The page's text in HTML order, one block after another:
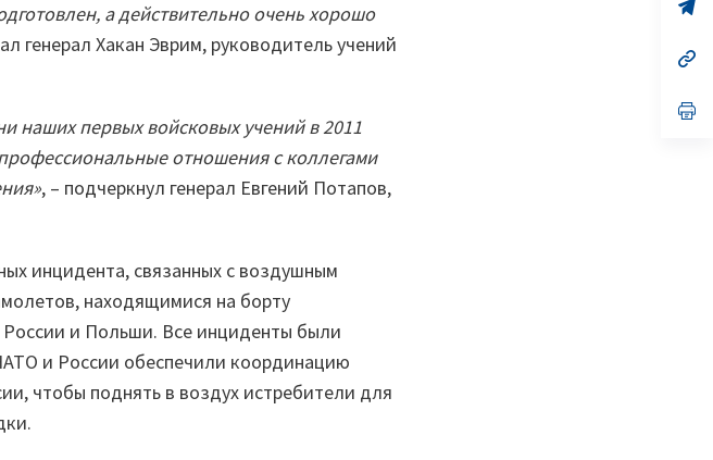
а действительно очень хорошо
генерал Хакан Эврим, руководитель учений
наших первых войсковых учений в 2011
отношения с коллегами
, – подчеркнул генерал Евгений Потапов,
инцидента, связанных с воздушным
находящимися на борту
России и Польши. Все инциденты были
и России обеспечили координацию
чтобы поднять в воздух истребители для